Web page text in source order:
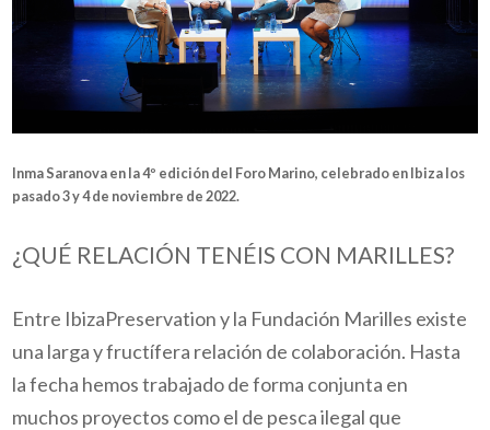
Inma Saranova en la 4º edición del Foro Marino, celebrado en Ibiza los
pasado 3 y 4 de noviembre de 2022.
¿QUÉ RELACIÓN TENÉIS CON MARILLES?
Entre IbizaPreservation y la Fundación Marilles existe
una larga y fructífera relación de colaboración. Hasta
la fecha hemos trabajado de forma conjunta en
muchos proyectos como el de pesca ilegal que